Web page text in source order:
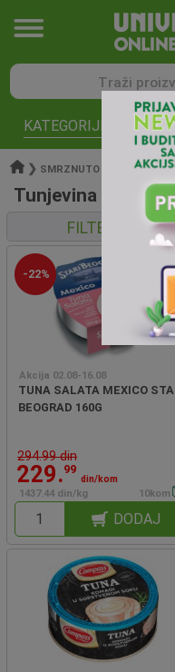
KATEGORIJE
❯ SMRZNUTO KONZER ❯
Tunjevina u
FILTERI
-22%
Akcija 02.08-16.08
TUNA SALATA MEXICO
BEOGRAD 160G
294.99 din
229.99
din/kom
1437.44 din/kg
10kom
DODAJ